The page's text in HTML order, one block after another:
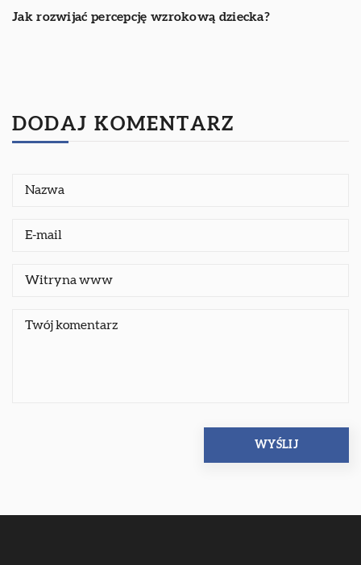
Jak rozwijać percepcję wzrokową dziecka?
DODAJ KOMENTARZ